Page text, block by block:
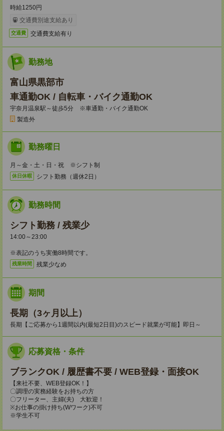
時給1250円
交通費別途支給あり
交通費 交通費支給有り
勤務地
富山県黒部市
車通勤OK / 自転車・バイク通勤OK
宇奈月温泉駅～徒歩5分 ※車通勤・バイク通勤OK
製造外
勤務曜日
月～金・土・日・祝 ※シフト制
休日休暇 シフト勤務（週休2日）
勤務時間
シフト勤務 / 残業少
14:00～23:00
※表記のうち実働8時間です。
残業時間 残業少なめ
期間
長期（3ヶ月以上）
長期【ご応募から1週間以内(最短2日目)のスピード就業が可能】即日～
応募資格・条件
ブランクOK / 履歴書不要 / WEB登録・面接OK
【来社不要、WEB登録OK！】
〇調理の実務経験をお持ちの方
〇フリーター、主婦(夫) 大歓迎！
※お仕事の掛け持ち(Wワーク)不可
※学生不可